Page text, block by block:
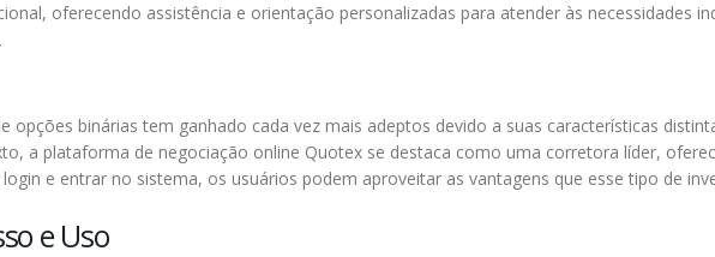
oferecendo assistência e orientação personalizadas para atender às necessidades
opções binárias tem ganhado cada vez mais adeptos devido a suas características
a plataforma de negociação online Quotex se destaca como uma corretora líder,
e entrar no sistema, os usuários podem aproveitar as vantagens que esse tipo de
e Uso